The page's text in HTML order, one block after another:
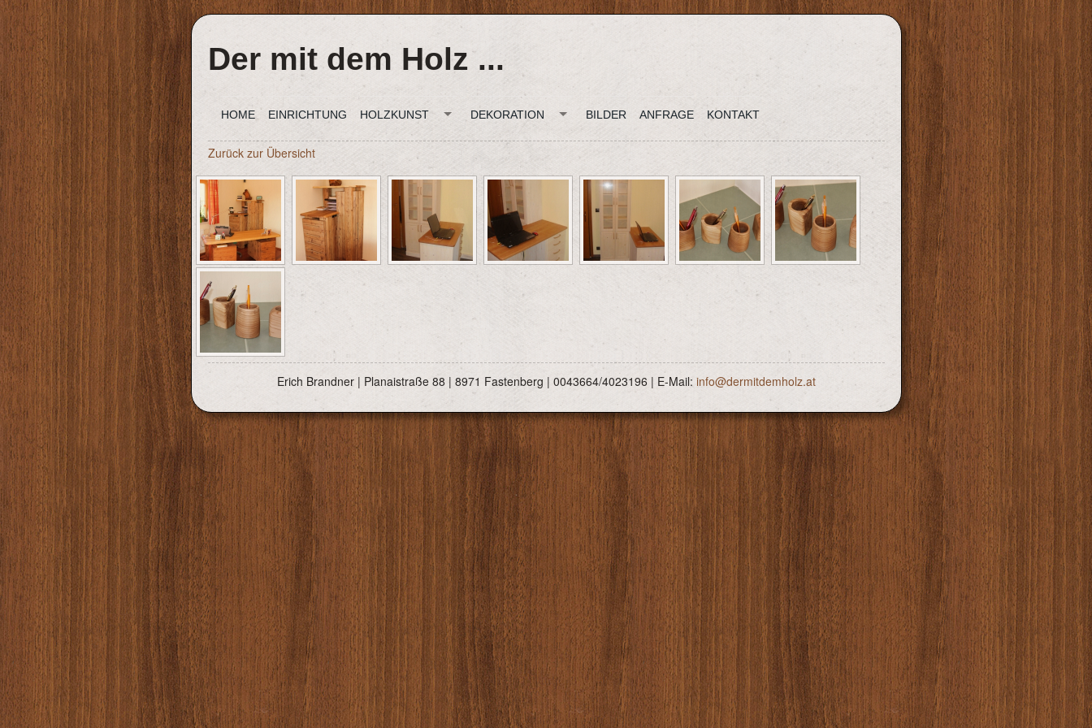
Der mit dem Holz ...
HOME EINRICHTUNG HOLZKUNST DEKORATION BILDER ANFRAGE KONTAKT
Zurück zur Übersicht
Erich Brandner | Planaistraße 88 | 8971 Fastenberg | 0043664/4023196 | E-Mail: info@dermitdemholz.at